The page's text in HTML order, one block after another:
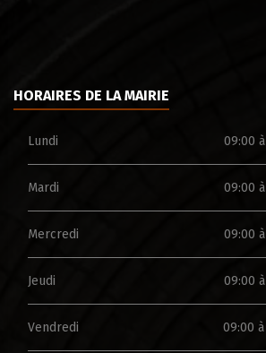
HORAIRES DE LA MAIRIE
Lundi 09:00
Mardi 09:00
Mercredi 09:00
Jeudi 09:00
Vendredi 09:00